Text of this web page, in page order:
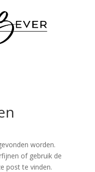
worden.
of gebruik de
post te vinden.